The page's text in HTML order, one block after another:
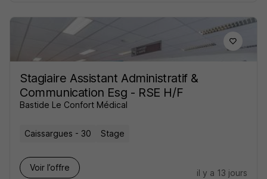
Stagiaire Assistant Administratif &
Communication Esg - RSE H/F
Bastide Le Confort Médical
Caissargues - 30 Stage
Voir l’offre
il y a 13 jours